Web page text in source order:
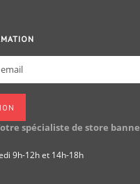
spécialiste de store banne
9h-12h et 14h-18h